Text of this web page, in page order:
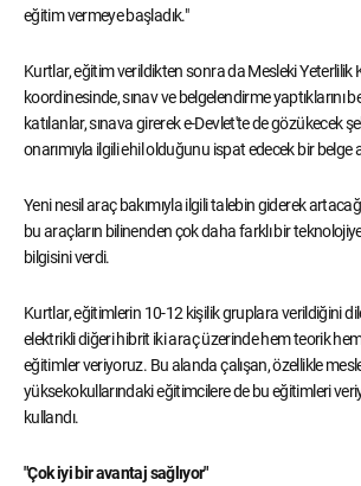
eğitim vermeye başladık."
Kurtlar, eğitim verildikten sonra da Mesleki Yeterlilik
koordinesinde, sınav ve belgelendirme yaptıklarını
katılanlar, sınava girerek e-Devlet'te de gözükecek
onarımıyla ilgili ehil olduğunu ispat edecek bir belge
Yeni nesil araç bakımıyla ilgili talebin giderek
bu araçların bilinenden çok daha farklı bir
bilgisini verdi.
Kurtlar, eğitimlerin 10-12 kişilik gruplara verildiğini
elektrikli diğeri hibrit iki araç üzerinde hem teorik
eğitimler veriyoruz. Bu alanda çalışan, özellikle
yüksekokullarındaki eğitimcilere de bu eğitimleri
kullandı.
"Çok iyi bir avantaj sağlıyor"